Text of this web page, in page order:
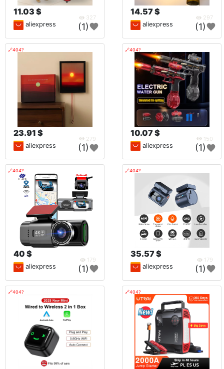
11.03 $
327
aliexpress (1)
14.57 $
297
aliexpress (1)
🔗404?
23.91 $
279
aliexpress (1)
🔗404?
10.07 $
150
aliexpress (1)
🔗404?
40 $
179
aliexpress (1)
🔗404?
35.57 $
179
aliexpress (1)
🔗404? 🔗404?